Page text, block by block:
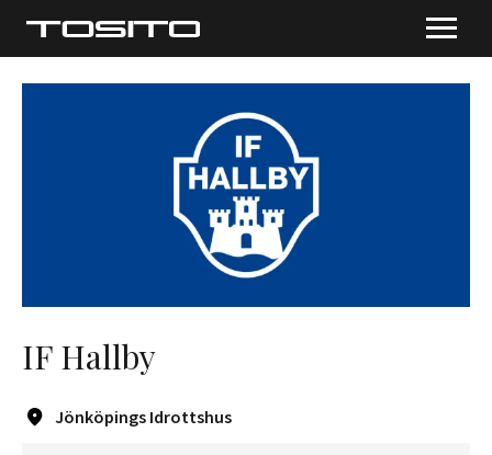
IF Hallby
Jönköpings Idrottshus